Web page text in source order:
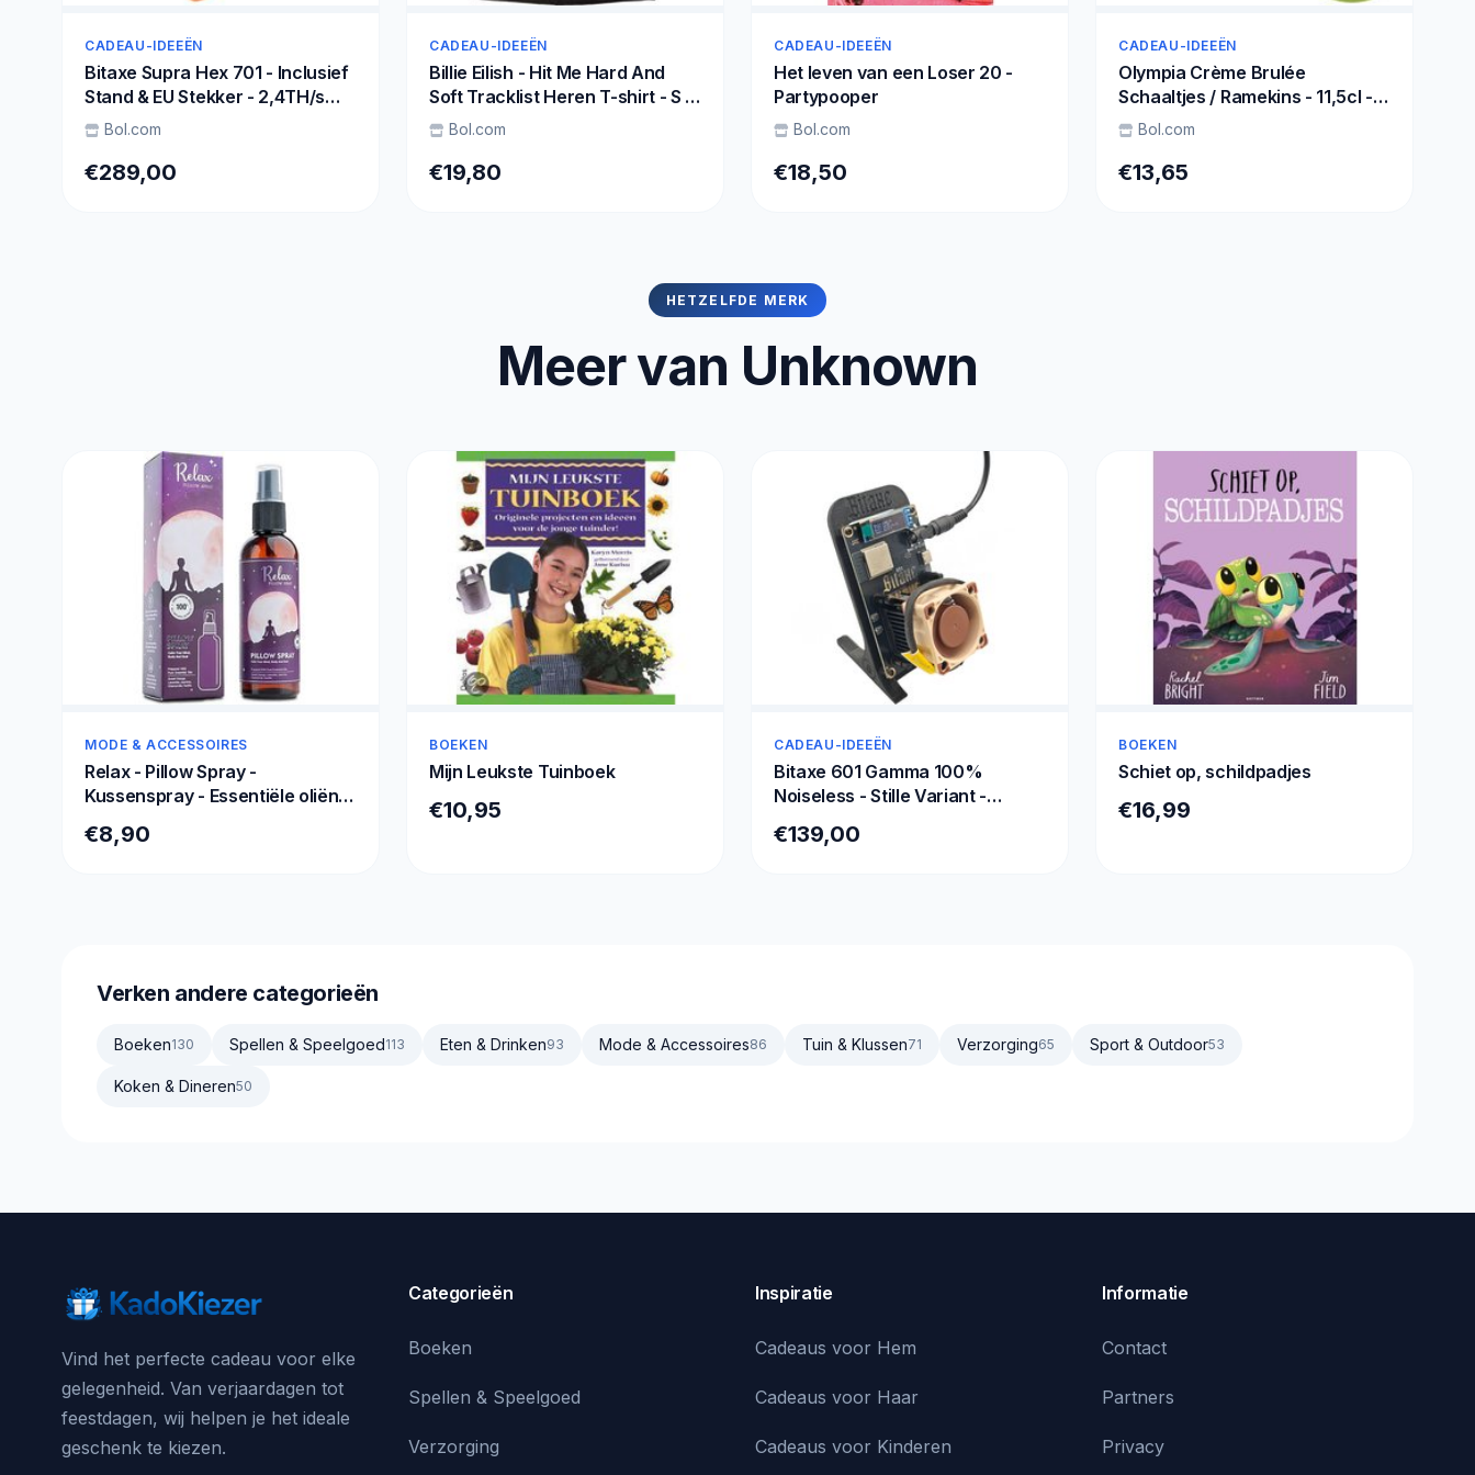
CADEAU-IDEEËN
Bitaxe Supra Hex 701 - Inclusief
Stand & EU Stekker - 2,4TH/s
Bitcoin Miner - Solo miner -
Bol.com
€289,00
CADEAU-IDEEËN
Billie Eilish - Hit Me Hard And
Soft Tracklist Heren T-shirt - S -
Zwart
Bol.com
€19,80
CADEAU-IDEEËN
Het leven van een Loser 20 -
Partypooper
Bol.com
€18,50
CADEAU-IDEEËN
Olympia Crème Brulée
Schaaltjes / Ramekins - 11,5cl -
Ø8,5x(H)4cm ( Set van 2 )
Bol.com
€13,65
HETZELFDE MERK
Meer van Unknown
MODE & ACCESSOIRES
Relax - Pillow Spray -
Kussenspray - Essentiële oliën -
€8,90
BOEKEN
Mijn Leukste Tuinboek
€10,95
CADEAU-IDEEËN
Bitaxe 601 Gamma 100%
Noiseless - Stille Variant -
TH/s - Bitcoin Mini Miner Kit -
€139,00
BOEKEN
Schiet op, schildpadjes
€16,99
Verken andere categorieën
Boeken130 Spellen & Speelgoed113 Eten & Drinken93 Mode & Accessoires86 Tuin & Klussen71 Verzorging65 Sport & Outdoor53
Koken & Dineren50
Vind het perfecte cadeau voor elke
gelegenheid. Van verjaardagen tot
feestdagen, wij helpen je het ideale
geschenk te kiezen.
Categorieën
Boeken
Spellen & Speelgoed
Verzorging
Inspiratie
Cadeaus voor Hem
Cadeaus voor Haar
Cadeaus voor Kinderen
Informatie
Contact
Partners
Privacy